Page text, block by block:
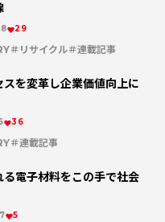
29
リサイクル 連載記事
スを変革し企業価値向上に
36
連載記事
る電子材料をこの手で社会
5